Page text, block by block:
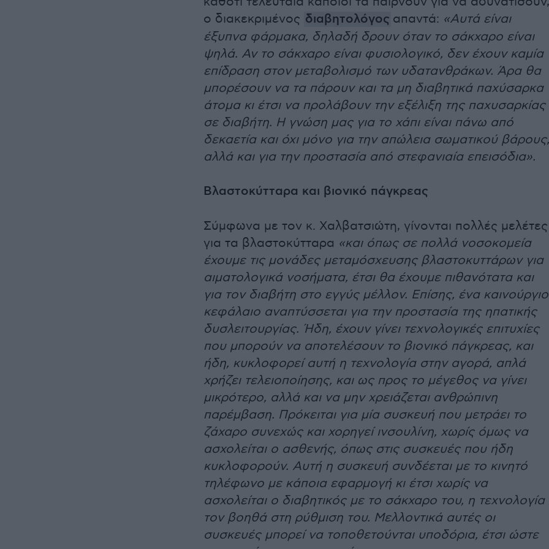
ο διακεκριμένος διαβητολόγος απαντά: «Αυτά είναι
έξυπνα φάρμακα, δηλαδή δρουν όταν το σάκχαρο είναι
ψηλά. Αν το σάκχαρο είναι φυσιολογικό, δεν έχουν καμία
επίδραση στον μεταβολισμό των υδατανθράκων. Άρα θα
μπορέσουν να τα πάρουν και τα μη διαβητικά παχύσαρκα
άτομα κι έτσι να προλάβουν την εξέλιξη της παχυσαρκίας
σε διαβήτη. Η γνώση μας για το χάπι είναι πάνω από
δεκαετία και όχι μόνο για την απώλεια σωματικού βάρους,
αλλά και για την προστασία από στεφανιαία επεισόδια».
Βλαστοκύτταρα και βιονικό πάγκρεας
Σύμφωνα με τον κ. Χαλβατσιώτη, γίνονται πολλές μελέτες
για τα βλαστοκύτταρα «και όπως σε πολλά νοσοκομεία
έχουμε τις μονάδες μεταμόσχευσης βλαστοκυττάρων για
αιματολογικά νοσήματα, έτσι θα έχουμε πιθανότατα και
για τον διαβήτη στο εγγύς μέλλον. Επίσης, ένα καινούργιο
κεφάλαιο αναπτύσσεται για την προστασία της ηπατικής
δυσλειτουργίας. Ήδη, έχουν γίνει τεχνολογικές επιτυχίες
που μπορούν να αποτελέσουν το βιονικό πάγκρεας, και
ήδη, κυκλοφορεί αυτή η τεχνολογία στην αγορά, απλά
χρήζει τελειοποίησης, και ως προς το μέγεθος να γίνει
μικρότερο, αλλά και να μην χρειάζεται ανθρώπινη
παρέμβαση. Πρόκειται για μία συσκευή που μετράει το
ζάχαρο συνεχώς και χορηγεί ινσουλίνη, χωρίς όμως να
ασχολείται ο ασθενής, όπως στις συσκευές που ήδη
κυκλοφορούν. Αυτή η συσκευή συνδέεται με το κινητό
τηλέφωνο με κάποια εφαρμογή κι έτσι χωρίς να
ασχολείται ο διαβητικός με το σάκχαρο του, η τεχνολογία
τον βοηθά στη ρύθμιση του. Μελλοντικά αυτές οι
συσκευές μπορεί να τοποθετούνται υποδόρια, έτσι ώστε